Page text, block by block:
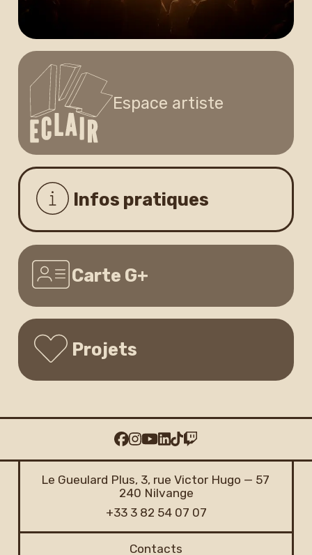
Espace artiste
Infos pratiques
Carte G+
Projets
Le Gueulard Plus, 3, rue Victor Hugo — 57
240 Nilvange
+33 3 82 54 07 07
Contacts